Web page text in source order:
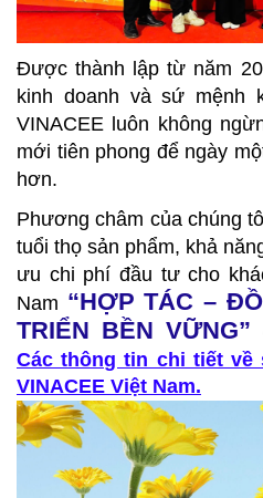
Được thành lập từ năm
kinh doanh và sứ mệnh
VINACEE luôn không
mới tiên phong để ngày
hơn.
Phương châm của chúng
tuổi thọ sản phẩm, khả
ưu chi phí đầu tư cho
Nam “HỢP TÁC –
TRIỂN BỀN VỮNG”
Các thông tin chi tiết về
VINACEE Việt Nam.